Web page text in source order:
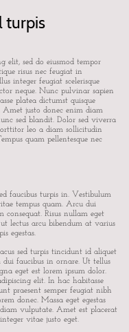
turpis
elit, sed do eiusmod tempor
risus nec feugiat in
integer feugiat scelerisque
neque. Nunc pulvinar sapien
platea dictumst quisque
Amet justo donec enim diam
sed blandit. Dolor sed viverra
leo a diam sollicitudin
quam pellentesque nec
faucibus turpis in. Vestibulum
tempus quam. Arcu dui
Risus nullam eget
lectus arcu bibendum at varius
egestas.
sed turpis tincidunt id aliquet
dui faucibus in ornare. Ut tellus
eget est lorem ipsum dolor.
elit. In hac habitasse
praesent semper feugiat nibh
donec. Massa eget egestas
vulputate. Amet est placerat
vitae justo eget.